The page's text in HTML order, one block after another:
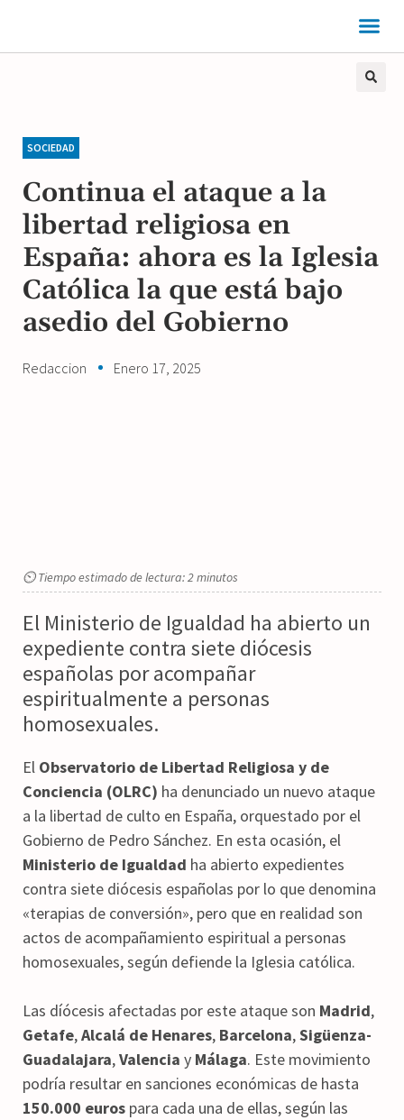
SOCIEDAD
Continua el ataque a la
libertad religiosa en
España: ahora es la Iglesia
Católica la que está bajo
asedio del Gobierno
Redaccion Enero 17, 2025
⏲ Tiempo estimado de lectura: 2 minutos
El Ministerio de Igualdad ha abierto un
expediente contra siete diócesis
españolas por acompañar
espiritualmente a personas
homosexuales.
El Observatorio de Libertad Religiosa y de
Conciencia (OLRC) ha denunciado un nuevo ataque
a la libertad de culto en España, orquestado por el
Gobierno de Pedro Sánchez. En esta ocasión, el
Ministerio de Igualdad ha abierto expedientes
contra siete diócesis españolas por lo que denomina
«terapias de conversión», pero que en realidad son
actos de acompañamiento espiritual a personas
homosexuales, según defiende la Iglesia católica.
Las díócesis afectadas por este ataque son Madrid,
Getafe,Alcalá de Henares, Barcelona,Sigüenza-
Guadalajara,Valencia y Málaga. Este movimiento
podría resultar en sanciones económicas de hasta
150.000 euros para cada una de ellas, según las